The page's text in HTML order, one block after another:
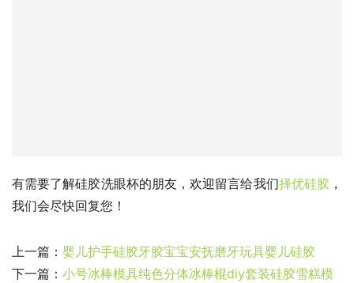
有需要了解硅胶洗眼杯的朋友，欢迎留言给我们择优硅胶 ，
我们会尽快回复您！
上一篇： 婴儿护手硅胶牙胶宝宝安抚磨牙玩具婴儿硅胶
下一篇： 小号冰棒模具纯色分体冰棒棍diy套装硅胶雪糕模